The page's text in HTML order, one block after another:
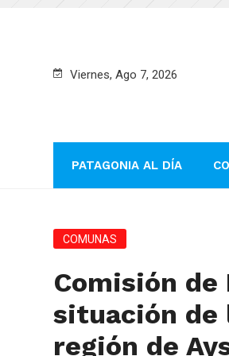
Viernes, Ago 7, 2026
PATAGONIA AL DÍA
COMUNAS
Comisión de
situación de
región de